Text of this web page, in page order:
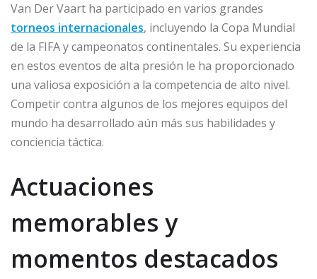
Van Der Vaart ha participado en varios grandes
torneos internacionales, incluyendo la Copa Mundial
de la FIFA y campeonatos continentales. Su experiencia
en estos eventos de alta presión le ha proporcionado
una valiosa exposición a la competencia de alto nivel.
Competir contra algunos de los mejores equipos del
mundo ha desarrollado aún más sus habilidades y
conciencia táctica.
Actuaciones
memorables y
momentos destacados